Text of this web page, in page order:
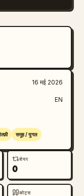
16 मई 2026
EN
समूह / युगल
शेयर
0
कोट्स